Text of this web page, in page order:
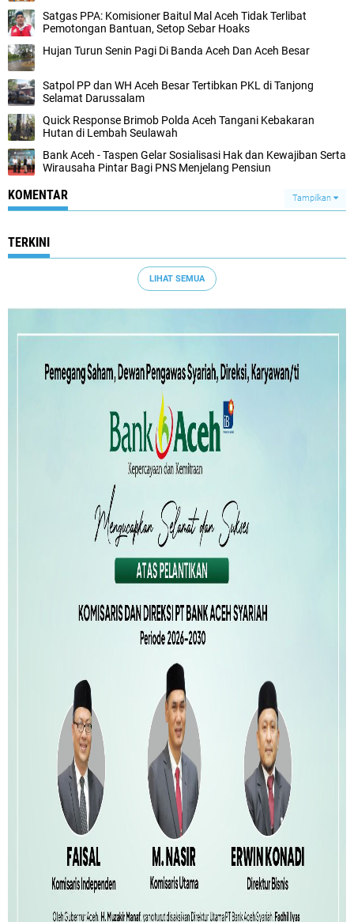
Satgas PPA: Komisioner Baitul Mal Aceh Tidak Terlibat
Pemotongan Bantuan, Setop Sebar Hoaks
Hujan Turun Senin Pagi Di Banda Aceh Dan Aceh Besar
Satpol PP dan WH Aceh Besar Tertibkan PKL di Tanjong
Selamat Darussalam
Quick Response Brimob Polda Aceh Tangani Kebakaran
Hutan di Lembah Seulawah
Bank Aceh - Taspen Gelar Sosialisasi Hak dan Kewajiban Serta
Wirausaha Pintar Bagi PNS Menjelang Pensiun
KOMENTAR Tampilkan
TERKINI
LIHAT SEMUA